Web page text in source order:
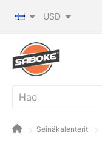
USD
Seinäkalenterit